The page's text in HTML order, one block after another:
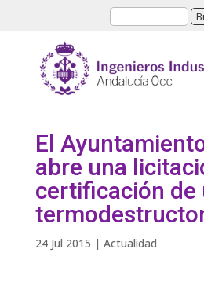
El
abre una
certificación de
24 Jul 2015 | Actualidad